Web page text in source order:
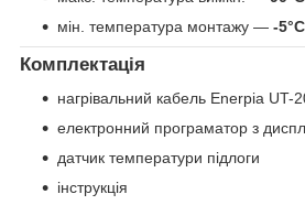
мін. температура монтажу — -5°C
Комплектація
нагрівальний кабель Enerpia UT-
електронний програматор з
датчик температури підлоги
інструкція